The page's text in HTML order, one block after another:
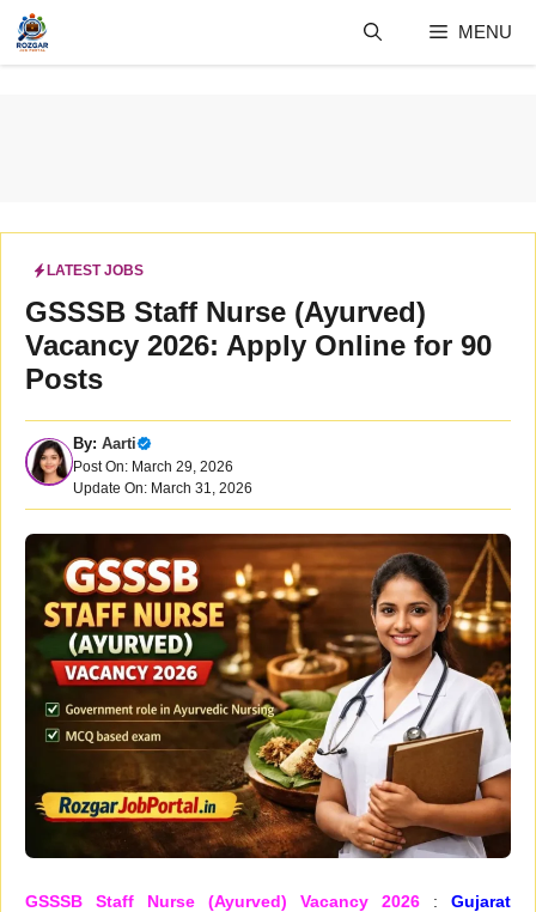
Skip
content
MENU
LATEST JOBS
GSSSB Staff Nurse (Ayurved)
Vacancy 2026: Apply Online for 90
Posts
By: Aarti
Post On: March 29, 2026
Update On: March 31, 2026
GSSSB Staff Nurse (Ayurved) Vacancy 2026 : Gujarat